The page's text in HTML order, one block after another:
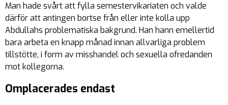
Man hade svårt att fylla semestervikariaten och valde
därför att antingen bortse från eller inte kolla upp
Abdullahs problematiska bakgrund. Han hann emellertid
bara arbeta en knapp månad innan allvarliga problem
tillstötte, i form av misshandel och sexuella ofredanden
mot kollegorna.
Omplacerades endast